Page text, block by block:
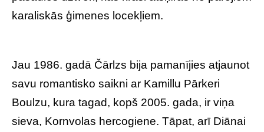
karaliskās ģimenes locekļiem.
Jau 1986. gadā Čārlzs bija pamanījies atjaunot
savu romantisko saikni ar Kamillu Pārkeri
Boulzu, kura tagad, kopš 2005. gada, ir viņa
sieva, Kornvolas hercogiene. Tāpat, arī Diānai